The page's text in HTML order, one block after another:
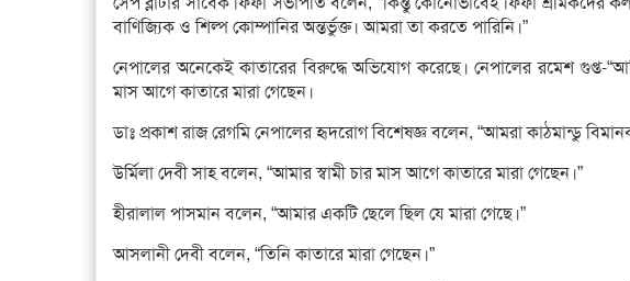
বাণিজ্যিক ও শিল্প কোম্পানির অন্তর্ভুক্ত। আমরা তা করতে পারিনি।”
নেপালের অনেকেই কাতারের বিরুদ্ধে অভিযোগ করেছে। নেপালের রমেশ গুপ্ত-
মাস আগে কাতারে মারা গেছেন।
ডাঃ প্রকাশ রাজ রেগমি নেপালের হৃদরোগ বিশেষজ্ঞ বলেন, “আমরা কাঠমান্ডু
উর্মিলা দেবী সাহ বলেন, “আমার স্বামী চার মাস আগে কাতারে মারা গেছেন।”
হীরালাল পাসমান বলেন, “আমার একটি ছেলে ছিল যে মারা গেছে।”
আসলানী দেবী বলেন, “তিনি কাতারে মারা গেছেন।”